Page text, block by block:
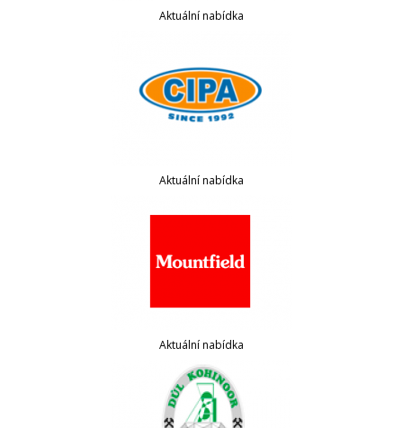
Aktuální nabídka
Aktuální nabídka
Aktuální nabídka